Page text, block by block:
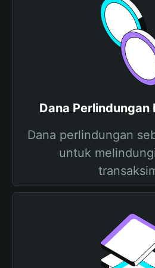
Dana Perlindungan
Dana perlindungan
untuk